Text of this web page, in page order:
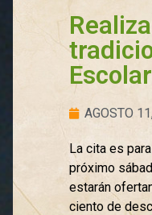
AGOSTO
La cita es
próximo
estarán
ciento de